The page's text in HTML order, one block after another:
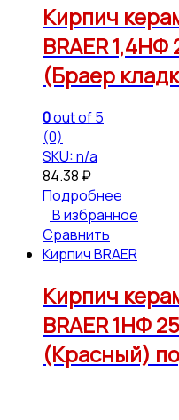
Кирпич
BRAER
(Браер
0out of 5
(0)
SKU: n/a
84.38 ₽
Подробнее
В избранное
Сравнить
Кирпич BRAER
Кирпич
BRAER 1НФ
(Красный)